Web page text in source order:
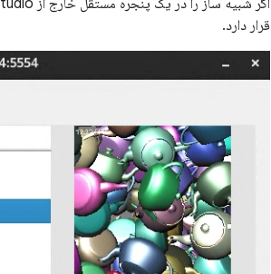
اگر شبیه ساز را در یک پنجره مستقل خارج از Android Studio اجرا می کنید، بخش
قرار دارد.